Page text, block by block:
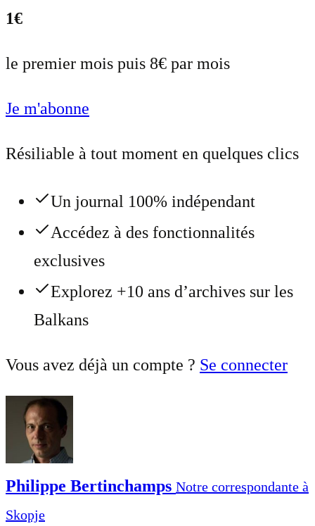
1€
le premier mois puis 8€ par mois
Je m'abonne
Résiliable à tout moment en quelques clics
Un journal 100% indépendant
Accédez à des fonctionnalités
exclusives
Explorez +10 ans d’archives sur les
Balkans
Vous avez déjà un compte ? Se connecter
Philippe Bertinchamps Notre correspondante à
Skopje